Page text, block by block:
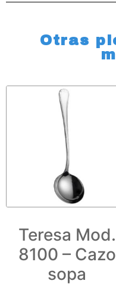
Otras
Teresa Mod.
8100 – Cazo
sopa